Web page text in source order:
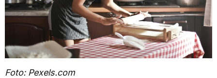
Foto: Pexels.com